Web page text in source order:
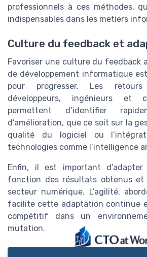
professionnels à ces méthodes,
indispensables dans les metiers
Culture du feedback et
Favoriser une culture du feedback
de développement informatique
pour progresser. Les
développeurs, ingénieurs et
permettent d’identifier
d’amélioration, que ce soit sur la
qualité du logiciel ou
technologies comme l’intelligence
Enfin, il est important
fonction des résultats obtenus et
secteur numérique. L’agilité,
facilite cette adaptation continue
compétitif dans un
mutation.